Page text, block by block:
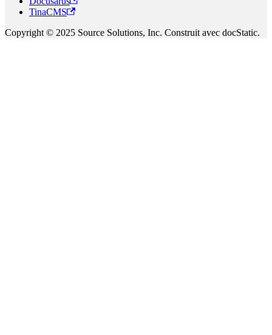
TinaCMS
Copyright © 2025 Source Solutions, Inc. Construit avec docStatic.